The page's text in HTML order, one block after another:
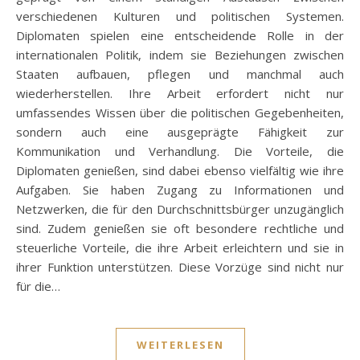
verschiedenen Kulturen und politischen Systemen.
Diplomaten spielen eine entscheidende Rolle in der
internationalen Politik, indem sie Beziehungen zwischen
Staaten aufbauen, pflegen und manchmal auch
wiederherstellen. Ihre Arbeit erfordert nicht nur
umfassendes Wissen über die politischen Gegebenheiten,
sondern auch eine ausgeprägte Fähigkeit zur
Kommunikation und Verhandlung. Die Vorteile, die
Diplomaten genießen, sind dabei ebenso vielfältig wie ihre
Aufgaben. Sie haben Zugang zu Informationen und
Netzwerken, die für den Durchschnittsbürger unzugänglich
sind. Zudem genießen sie oft besondere rechtliche und
steuerliche Vorteile, die ihre Arbeit erleichtern und sie in
ihrer Funktion unterstützen. Diese Vorzüge sind nicht nur
für die…
WEITERLESEN